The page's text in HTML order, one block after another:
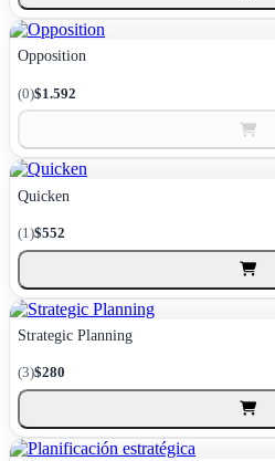
Opposition
(0)$1.592
Quicken
(1)$552
Strategic Planning
(3)$280